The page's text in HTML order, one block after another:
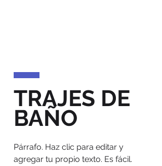
TRAJES DE
BAÑO
Párrafo. Haz clic para editar y
agregar tu propio texto. Es fácil.